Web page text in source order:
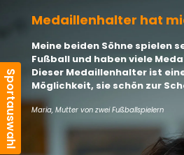
Medaillenhalter hat
Meine beiden Söhne spielen
Fußball und haben viele
Dieser Medaillenhalter ist
Möglichkeit, sie schön zur
Maria, Mutter von zwei Fußballspielern